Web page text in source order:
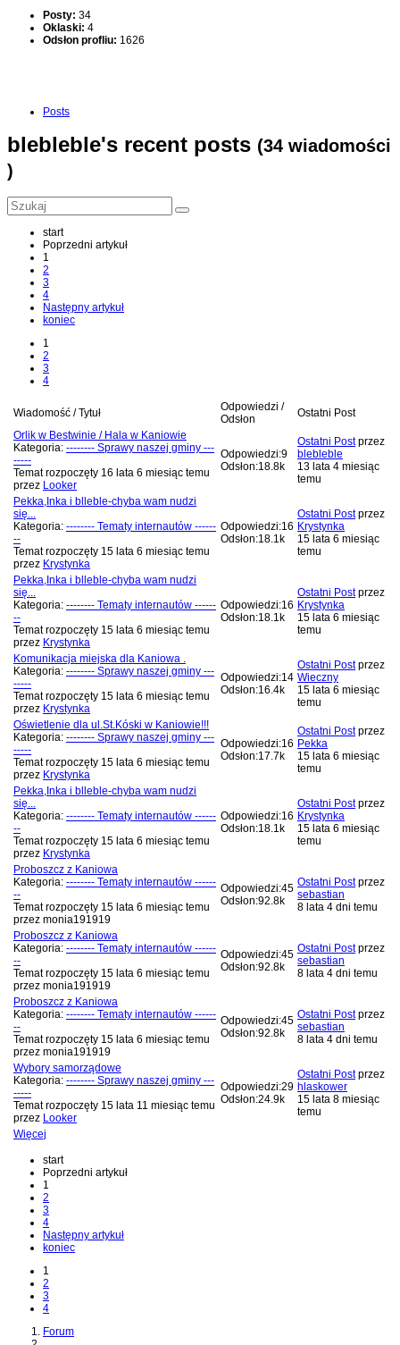
Posty: 34
Oklaski: 4
Odsłon profliu: 1626
Posts
blebleble's recent posts (34 wiadomości
)
start
Poprzedni artykuł
1
2
3
4
Następny artykuł
koniec
1
2
3
4
Wiadomość / Tytuł
Odpowiedzi /
Odsłon
Ostatni Post
Więcej
Orlik w Bestwinie / Hala w Kaniowie
Kategoria: -------- Sprawy naszej gminy ---
-----
Temat rozpoczęty 16 lata 6 miesiąc temu
przez Looker
Odpowiedzi:9
Odsłon:18.8k
Ostatni Postprzez
blebleble
13 lata 4 miesiąc
temu
Pekka,Inka i blleble-chyba wam nudzi
się...
Kategoria: -------- Tematy internautów ------
--
Temat rozpoczęty 15 lata 6 miesiąc temu
przez Krystynka
Odpowiedzi:16
Odsłon:18.1k
Ostatni Postprzez
Krystynka
15 lata 6 miesiąc
temu
Pekka,Inka i blleble-chyba wam nudzi
się...
Kategoria: -------- Tematy internautów ------
--
Temat rozpoczęty 15 lata 6 miesiąc temu
przez Krystynka
Odpowiedzi:16
Odsłon:18.1k
Ostatni Postprzez
Krystynka
15 lata 6 miesiąc
temu
Komunikacja miejska dla Kaniowa .
Kategoria: -------- Sprawy naszej gminy ---
-----
Temat rozpoczęty 15 lata 6 miesiąc temu
przez Krystynka
Odpowiedzi:14
Odsłon:16.4k
Ostatni Postprzez
Wieczny
15 lata 6 miesiąc
temu
Oświetlenie dla ul.St.Kóski w Kaniowie!!!
Kategoria: -------- Sprawy naszej gminy ---
-----
Temat rozpoczęty 15 lata 6 miesiąc temu
przez Krystynka
Odpowiedzi:16
Odsłon:17.7k
Ostatni Postprzez
Pekka
15 lata 6 miesiąc
temu
Pekka,Inka i blleble-chyba wam nudzi
się...
Kategoria: -------- Tematy internautów ------
--
Temat rozpoczęty 15 lata 6 miesiąc temu
przez Krystynka
Odpowiedzi:16
Odsłon:18.1k
Ostatni Postprzez
Krystynka
15 lata 6 miesiąc
temu
Proboszcz z Kaniowa
Kategoria: -------- Tematy internautów ------
--
Temat rozpoczęty 15 lata 6 miesiąc temu
przez monia191919
Odpowiedzi:45
Odsłon:92.8k
Ostatni Postprzez
sebastian
8 lata 4 dni temu
Proboszcz z Kaniowa
Kategoria: -------- Tematy internautów ------
--
Temat rozpoczęty 15 lata 6 miesiąc temu
przez monia191919
Odpowiedzi:45
Odsłon:92.8k
Ostatni Postprzez
sebastian
8 lata 4 dni temu
Proboszcz z Kaniowa
Kategoria: -------- Tematy internautów ------
--
Temat rozpoczęty 15 lata 6 miesiąc temu
przez monia191919
Odpowiedzi:45
Odsłon:92.8k
Ostatni Postprzez
sebastian
8 lata 4 dni temu
Wybory samorządowe
Kategoria: -------- Sprawy naszej gminy ---
-----
Temat rozpoczęty 15 lata 11 miesiąc temu
przez Looker
Odpowiedzi:29
Odsłon:24.9k
Ostatni Postprzez
hlaskower
15 lata 8 miesiąc
temu
start
Poprzedni artykuł
1
2
3
4
Następny artykuł
koniec
1
2
3
4
Forum